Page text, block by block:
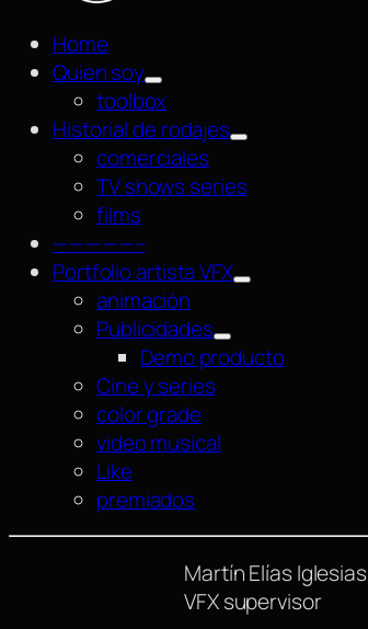
Home
Quien soy
toolbox
Historial de rodajes
comerciales
TV shows series
films
—————–
Portfolio artista VFX
animación
Publicidades
Demo producto
Cine y series
color grade
video musical
Like
premiados
Martín Elías Iglesias
VFX supervisor